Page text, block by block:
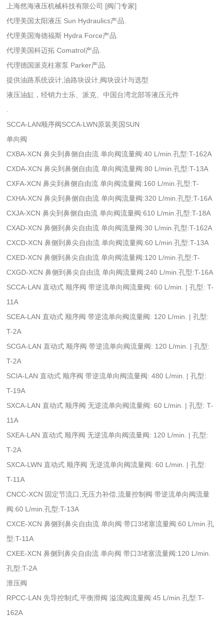
上海然海液压机械科技有限公司 [阀门专家]
代理美国太阳液压 Sun Hydraulics产品.
代理美国海德福斯 Hydra Force产品.
代理美国科迈拓 Comatrol产品.
代理德国派克柱塞泵 Parker产品.
提供油路系统设计,油路块设计,阀块设计与选型
液压油缸，经销力士乐、派克、中国台湾北部等液压元件
SCCA-LAN顺序阀SCCA-LWN原装美国SUN
单向阀
CXBA-XCN 鼻尖到鼻侧自由流 单向阀流量阀:40 L/min.孔型:T-162A
CXDA-XCN 鼻尖到鼻侧自由流 单向阀流量阀:80 L/min.孔型:T-13A
CXFA-XCN 鼻尖到鼻侧自由流 单向阀流量阀:160 L/min.孔型:T-
CXHA-XCN 鼻尖到鼻侧自由流 单向阀流量阀:320 L/min.孔型:T-16A
CXJA-XCN 鼻尖到鼻侧自由流 单向阀流量阀:610 L/min.孔型:T-18A
CXAD-XCN 鼻侧到鼻尖自由流 单向阀流量阀:30 L/min.孔型:T-162A
CXCD-XCN 鼻侧到鼻尖自由流 单向阀流量阀:60 L/min.孔型:T-13A
CXED-XCN 鼻侧到鼻尖自由流 单向阀流量阀:120 L/min.孔型:T-
CXGD-XCN 鼻侧到鼻尖自由流 单向阀流量阀:240 L/min.孔型:T-16A
SCCA-LAN 直动式 顺序阀 带逆流单向阀流量阀: 60 L/min. | 孔型: T-
11A
SCEA-LAN 直动式 顺序阀 带逆流单向阀流量阀: 120 L/min. | 孔型:
T-2A
SCGA-LAN 直动式 顺序阀 带逆流单向阀流量阀: 120 L/min. | 孔型:
T-2A
SCIA-LAN 直动式 顺序阀 带逆流单向阀流量阀: 480 L/min. | 孔型:
T-19A
SXCA-LAN 直动式 顺序阀 无逆流单向阀流量阀: 60 L/min. | 孔型: T-
11A
SXEA-LAN 直动式 顺序阀 无逆流单向阀流量阀: 120 L/min. | 孔型:
T-2A
SXCA-LWN 直动式 顺序阀 无逆流单向阀流量阀: 60 L/min. | 孔型:
T-11A
CNCC-XCN 固定节流口,无压力补偿,流量控制阀 带逆流单向阀流量
阀:60 L/min.孔型:T-13A
CXCE-XCN 鼻侧到鼻尖自由流 单向阀 带口3堵塞流量阀:60 L/min.孔
型:T-11A
CXEE-XCN 鼻侧到鼻尖自由流 单向阀 带口3堵塞流量阀:120 L/min.
孔型:T-2A
泄压阀
RPCC-LAN 先导控制式,平衡滑阀 溢流阀流量阀:45 L/min.孔型:T-
162A